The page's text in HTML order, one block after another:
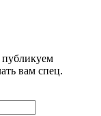
вам спец.